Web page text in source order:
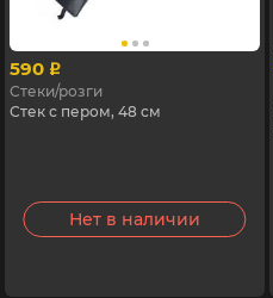
590 p
Стеки/розги
Стек с пером, 48 см
Нет в наличии